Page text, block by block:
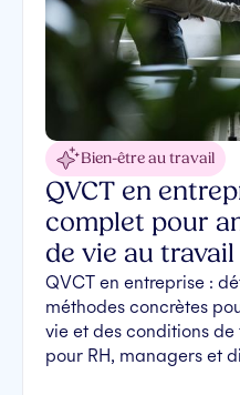
Bien-être au travail
QVCT en
complet pour
de vie au travail
QVCT en entreprise :
méthodes concrètes
vie et des conditions
pour RH, managers et